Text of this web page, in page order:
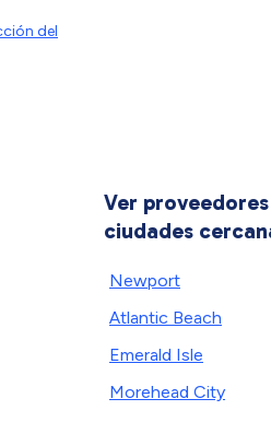
del
Ver
ciudades
Newport
Atlantic Beach
Emerald Isle
Morehead City